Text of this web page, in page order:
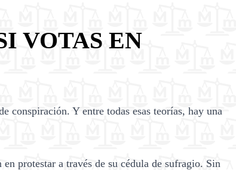
VOTAS EN
conspiración. Y entre todas esas teorías, hay una
protestar a través de su cédula de sufragio. Sin